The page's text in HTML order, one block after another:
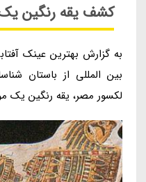
کشف یقه رنگین
به گزارش بهترین عینک
بین المللی از باستان
لکسور مصر، یقه رنگین